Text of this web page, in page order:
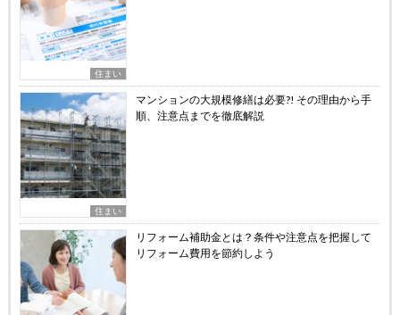
住まい
住まい
マンションの大規模修繕は必要?! その理由から手
順、注意点までを徹底解説
リフォーム補助金とは？条件や注意点を把握して
リフォーム費用を節約しよう